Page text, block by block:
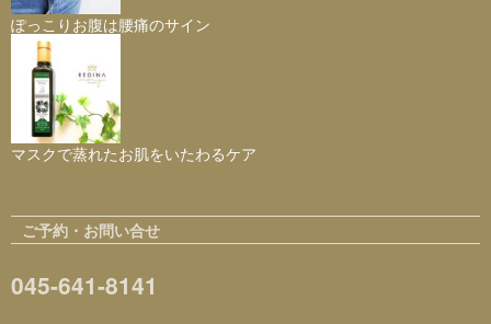
ぽっこりお腹は腰痛のサイン
マスクで蒸れたお肌をいたわるケア
ご予約・お問い合せ
045-641-8141